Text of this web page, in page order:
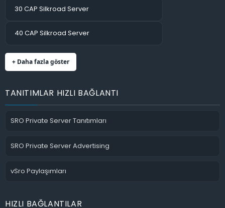
30 CAP Silkroad Server
40 CAP Silkroad Server
+ Daha fazla göster
TANITIMLAR HIZLI BAĞLANTI
SRO Private Server Tanıtımları
SRO Private Server Advertising
vSro Paylaşımları
HIZLI BAĞLANTILAR